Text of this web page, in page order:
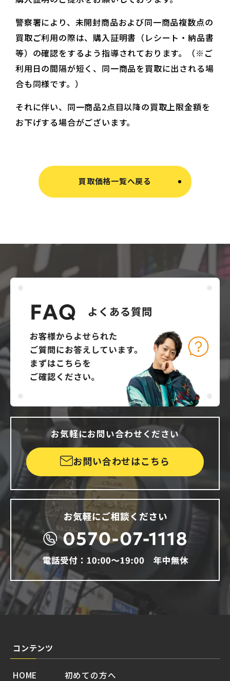
警察署により、未開封商品および同一商品複数点の
買取ご利用の際は、購入証明書（レシート・納品書
等）の確認をするよう指導されております。（※ご
利用日の間隔が短く、同一商品を買取に出される場
合も同様です。）
それに伴い、同一商品2点目以降の買取上限金額を
お下げする場合がございます。
買取価格一覧へ戻る
お気軽にお問い合わせください
お問い合わせはこちら
コンテンツ
HOME
初めての方へ